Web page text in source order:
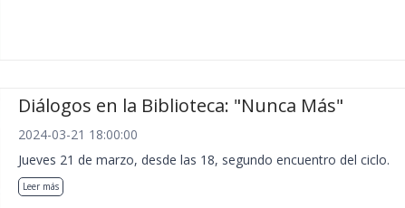
Diálogos en la Biblioteca: "Nunca Más"
2024-03-21 18:00:00
Jueves 21 de marzo, desde las 18, segundo encuentro del ciclo.
Leer más